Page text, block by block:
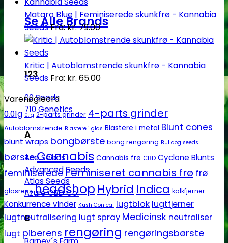
Se Alle Brands
123
00 Seeds
710 Genetics
A
Ace Seeds
Advanced Seeds
Atlas Seeds
Azure CBD Co.
B
Mataro Blue | Feminiserede skunkfrø - Kannabia
SeedsFra:kr.79.00
Kritic | Autoblomstrende skunkfrø - Kannabia
Seeds Fra: kr. 65.00
Varenøgleord
0.01g 0.1g 2-parts grinder 4-parts grinder
Autoblomstrende Blastere i glas Blastere i metal Blunt cones
blunt wraps bongbørste bong rengøring Bulldog seeds
børsteCannabis Cannabis frø CBD Cyclone Blunts
feminiseredeFeminiseret cannabis frø frø
glasrens headshop Hybrid Indica kalkfjerner
Konkurrence vinder Kush Conical lugtblok lugtfjerner
lugtneutralisering lugt spray Medicinsk neutraliser
lugt piberens rengøring rengøringsbørste